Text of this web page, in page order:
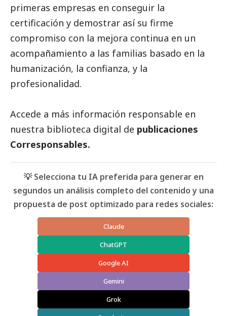
primeras empresas en conseguir la
certificación y demostrar así su firme
compromiso con la mejora continua en un
acompañamiento a las familias basado en la
humanización, la confianza, y la
profesionalidad.
Accede a más información responsable en
nuestra biblioteca digital de publicaciones
Corresponsables.
💡 Selecciona tu IA preferida para generar en
segundos un análisis completo del contenido y una
propuesta de post optimizado para redes sociales:
Claude
ChatGPT
Google AI
Gemini
Grok